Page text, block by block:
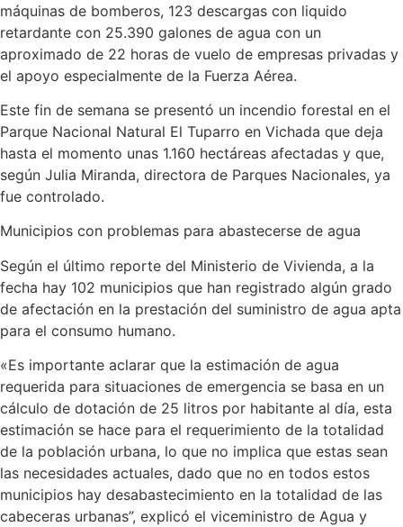
máquinas de bomberos, 123 descargas con liquido
retardante con 25.390 galones de agua con un
aproximado de 22 horas de vuelo de empresas privadas y
el apoyo especialmente de la Fuerza Aérea.
Este fin de semana se presentó un incendio forestal en el
Parque Nacional Natural El Tuparro en Vichada que deja
hasta el momento unas 1.160 hectáreas afectadas y que,
según Julia Miranda, directora de Parques Nacionales, ya
fue controlado.
Municipios con problemas para abastecerse de agua
Según el último reporte del Ministerio de Vivienda, a la
fecha hay 102 municipios que han registrado algún grado
de afectación en la prestación del suministro de agua apta
para el consumo humano.
«Es importante aclarar que la estimación de agua
requerida para situaciones de emergencia se basa en un
cálculo de dotación de 25 litros por habitante al día, esta
estimación se hace para el requerimiento de la totalidad
de la población urbana, lo que no implica que estas sean
las necesidades actuales, dado que no en todos estos
municipios hay desabastecimiento en la totalidad de las
cabeceras urbanas”, explicó el viceministro de Agua y